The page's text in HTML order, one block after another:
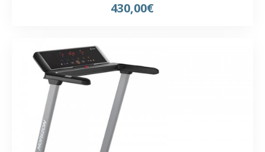
430,00€